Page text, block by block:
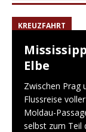
KREUZFAHRT
Elbe
Zwischen Prag
Flussreise
Moldau-
selbst zum Teil